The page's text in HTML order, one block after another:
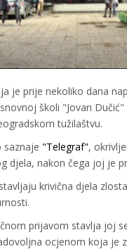
je prije nekoliko dana
školi "Jovan
tužilaštvu.
saznaje "Telegraf",
djela, nakon čega joj je
krivična djela
prijavom stavlja joj
ocjenom koja je